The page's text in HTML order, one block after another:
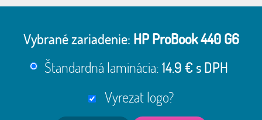
Vybrané zariadenie: HP ProBook 440 G6
Štandardná laminácia:14.9 € s DPH
Vyrezat logo?